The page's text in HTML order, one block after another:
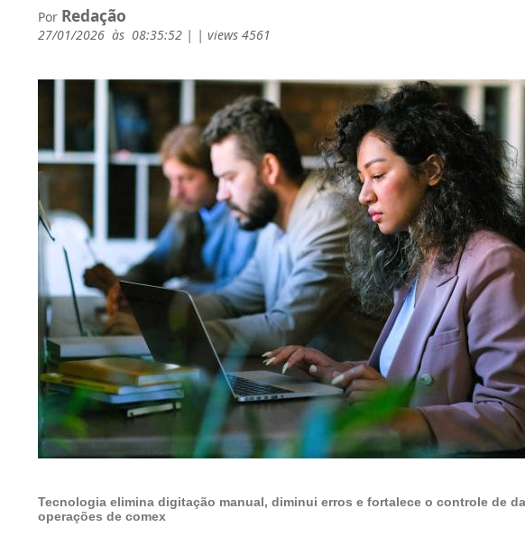
Por Redação
27/01/2026 às 08:35:52 | | views 4561
Tecnologia elimina digitação manual, diminui erros e fortalece o controle de
operações de comex